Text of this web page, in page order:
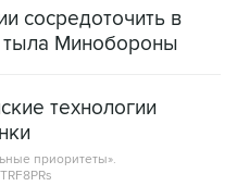
сосредоточить в
тыла Минобороны
технологии
приоритеты».